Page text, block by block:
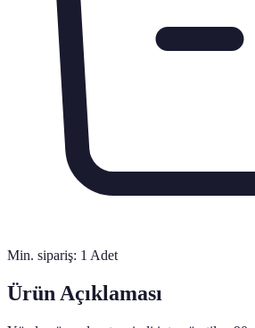
Min. sipariş: 1 Adet
Ürün Açıklaması